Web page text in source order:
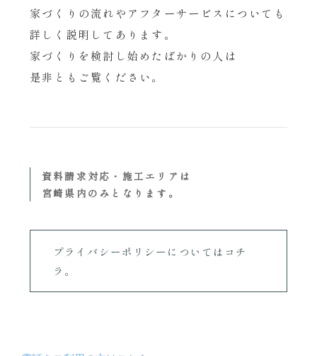
家づくりの流れや アフターサービスについても
詳しく説明してあります。
家づくりを検討し始めたばかりの人は
是非ともご覧ください。
資料請求対応・施工エリアは
宮崎県内のみとなります。
プライバシーポリシーについてはコチ
ラ。